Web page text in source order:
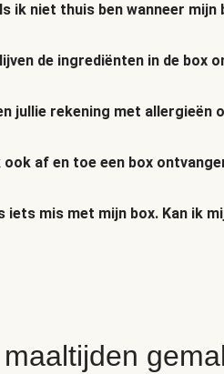
ik niet thuis ben wanneer
de ingrediënten in de box
jullie rekening met allergieën
ook af en toe een box
iets mis met mijn box. Kan ik